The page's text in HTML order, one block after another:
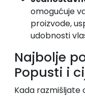
omogućuje
proizvode,
udobnosti
Najbolje
Popusti i
Kada razmišljate